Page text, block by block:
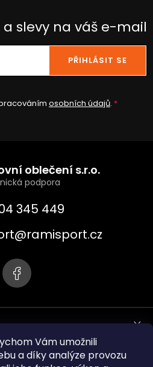
Vám umožnili
a díky analýze provozu
slevy na váš e-mail
osobních údajů.
PŘIHLÁSIT SE
oblečení s.r.o.
345 449
@ramisport.cz